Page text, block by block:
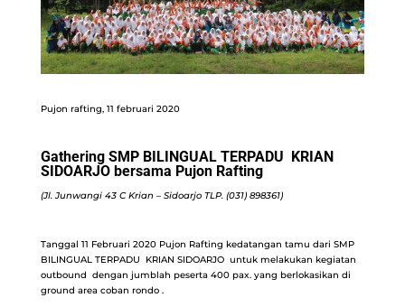
Pujon rafting, 11 februari 2020
Gathering SMP BILINGUAL TERPADU KRIAN
SIDOARJO bersama Pujon Rafting
(Jl. Junwangi 43 C Krian – Sidoarjo TLP. (031) 898361)
Tanggal 11 Februari 2020 Pujon Rafting kedatangan tamu dari SMP
BILINGUAL TERPADU KRIAN SIDOARJO untuk melakukan kegiatan
outbound dengan jumblah peserta 400 pax. yang berlokasikan di
ground area coban rondo .